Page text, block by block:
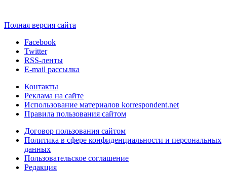
Полная версия сайта
Facebook
Twitter
RSS-ленты
E-mail рассылка
Контакты
Реклама на сайте
Использование материалов korrespondent.net
Правила пользования сайтом
Договор пользования сайтом
Политика в сфере конфиденциальности и персональных
данных
Пользовательское соглашение
Редакция